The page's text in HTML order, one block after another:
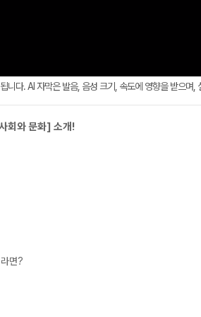
니다. AI 자막은 발음, 음성 크기, 속도에 영향을 받으며,
회와 문화] 소개!
면?